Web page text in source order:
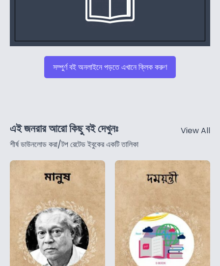
সম্পুর্ণ বই অনলাইনে পড়তে এখানে ক্লিক করুণ
এই জনরার আরো কিছু বই দেখুনঃ
শীর্ষ ডাউনলোড করা/টপ রেটেড ইবুকের একটি তালিকা
View All